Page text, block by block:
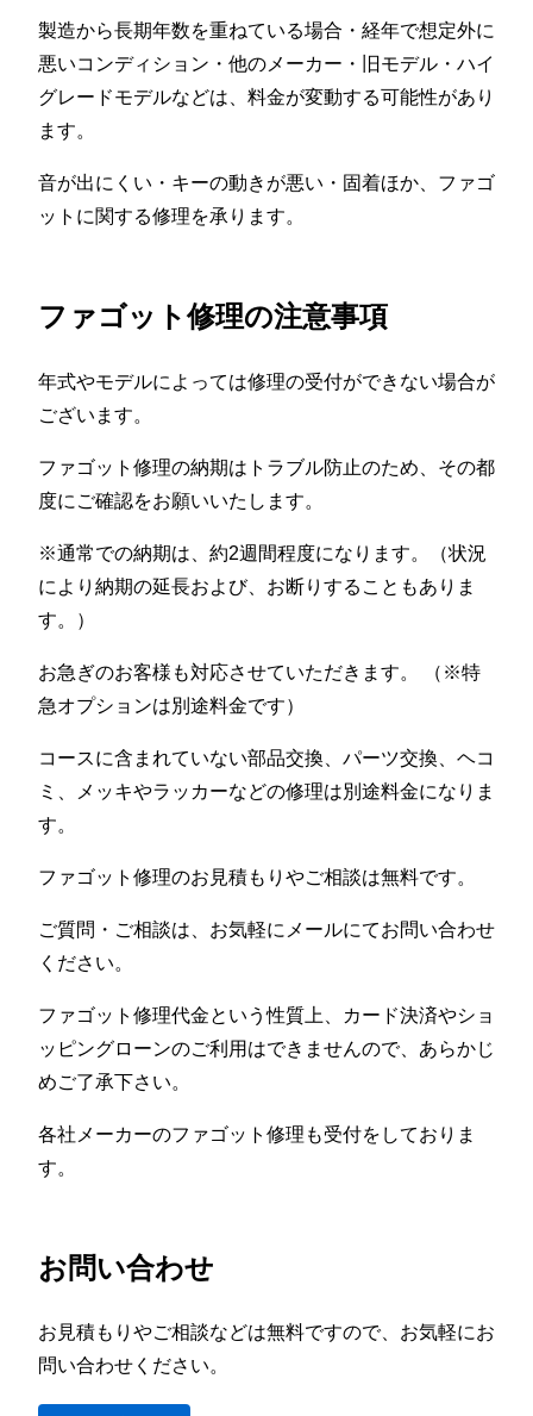
製造から長期年数を重ねている場合・経年で想定外に
悪いコンディション・他のメーカー・旧モデル・ハイ
グレードモデルなどは、料金が変動する可能性があり
ます。
音が出にくい・キーの動きが悪い・固着ほか、ファゴ
ットに関する修理を承ります。
ファゴット修理の注意事項
年式やモデルによっては修理の受付ができない場合が
ございます。
ファゴット修理の納期はトラブル防止のため、その都
度にご確認をお願いいたします。
※通常での納期は、約2週間程度になります。（状況
により納期の延長および、お断りすることもありま
す。）
お急ぎのお客様も対応させていただきます。 （※特
急オプションは別途料金です）
コースに含まれていない部品交換、パーツ交換、ヘコ
ミ、メッキやラッカーなどの修理は別途料金になりま
す。
ファゴット修理のお見積もりやご相談は無料です。
ご質問・ご相談は、お気軽にメールにてお問い合わせ
ください。
ファゴット修理代金という性質上、カード決済やショ
ッピングローンのご利用はできませんので、あらかじ
めご了承下さい。
各社メーカーのファゴット修理も受付をしておりま
す。
お問い合わせ
お見積もりやご相談などは無料ですので、お気軽にお
問い合わせください。